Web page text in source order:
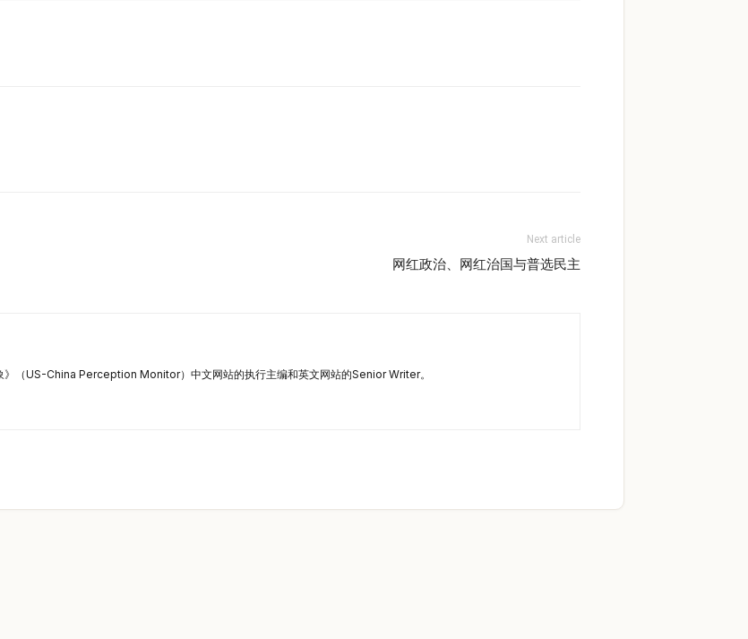
Next article
网红政治、网红治国与普选民主
（US-China Perception Monitor）中文网站的执行主编和英文网站的Senior Writer。